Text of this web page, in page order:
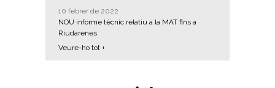
10 febrer de 2022
NOU informe tècnic relatiu a la MAT fins a
Riudarenes
Veure-ho tot +